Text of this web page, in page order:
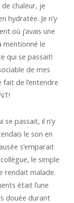
chaleur, je
hydratée. Je n’y
où j’avais une
mentionné le
qui se passait!
de mes
de l’entendre
se passait, il n’y
le son en
s’emparait
le simple
rendait malade.
était l’une
douée durant